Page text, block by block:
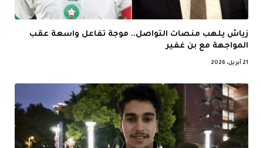
زياش يلهب منصات التواصل.. موجة تفاعل واسعة عقب
المواجهة مع بن غفير
21 أبريل، 2026